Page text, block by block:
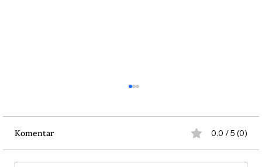
Komentar 0.0 / 5 (0)